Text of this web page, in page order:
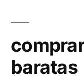
baratas